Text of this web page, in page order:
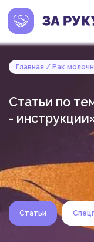
Главная Рак
Статьи по
-
Статьи